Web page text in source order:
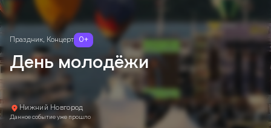
Праздник, Концерт 0+
День молодёжи
Нижний Новгород
Данное событие уже прошло